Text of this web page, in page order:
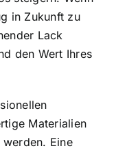
in Zukunft zu
Lack
den Wert Ihres
Materialien
Eine